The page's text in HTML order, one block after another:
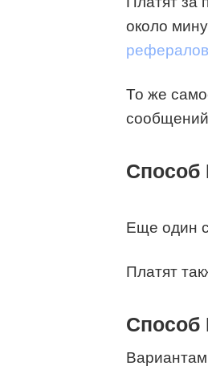
около
рефералов
То же
Способ
Еще один
Платят
Способ